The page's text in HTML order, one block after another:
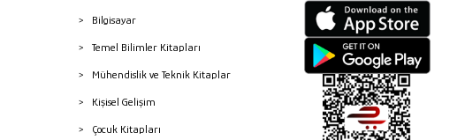
Bilgisayar
Temel Bilimler Kitapları
Mühendislik ve Teknik Kitaplar
Kişisel Gelişim
Çocuk Kitapları